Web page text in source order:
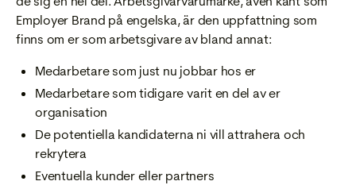
Employer Brand på engelska, är den uppfattning som
finns om er som arbetsgivare av bland annat:
Medarbetare som just nu jobbar hos er
Medarbetare som tidigare varit en del av er
organisation
De potentiella kandidaterna ni vill attrahera och
rekrytera
Eventuella kunder eller partners